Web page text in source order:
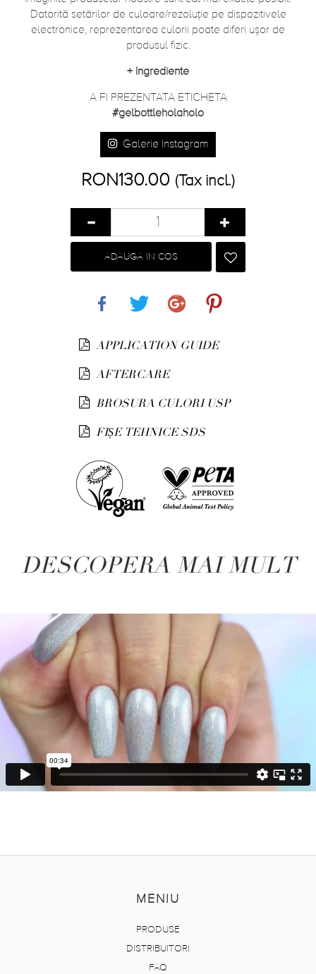
Datorită setărilor de culoare/rezoluție pe dispozitivele
electronice, reprezentarea culorii poate diferi ușor de
produsul fizic.
+ Ingrediente
A FI PREZENTATA ETICHETA
#gelbottleholaholo
Galerie Instagram
RON130.00 (Tax incl.)
ADAUGA IN COS
APPLICATION GUIDE
AFTERCARE
BROSURA CULORI USP
FIȘE TEHNICE SDS
DESCOPERA MAI MULT
MENIU
PRODUSE
DISTRIBUITORI
FAQ